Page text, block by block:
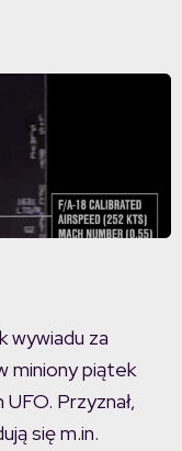
wywiadu za
miniony piątek
Przyznał,
się m.in.